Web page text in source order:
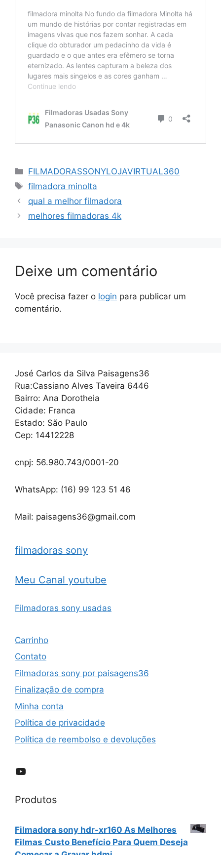
Categorias
FILMADORASSONYLOJAVIRTUAL360
Tags
filmadora minolta
qual a melhor filmadora
melhores filmadoras 4k
Deixe um comentário
Você precisa fazer o login para publicar um
comentário.
José Carlos da Silva Paisagens36
Rua:Cassiano Alves Taveira 6446
Bairro: Ana Dorotheia
Cidade: Franca
Estado: São Paulo
Cep: 14412228
cnpj: 56.980.743/0001-20
WhatsApp: (16) 99 123 51 46
Mail: paisagens36@gmail.com
filmadoras sony
Meu Canal youtube
Filmadoras sony usadas
Carrinho
Contato
Filmadoras sony por paisagens36
Finalização de compra
Minha conta
Política de privacidade
Política de reembolso e devoluções
YouTube
Produtos
Filmadora sony hdr-xr160 As Melhores
Filmas Custo Benefício Para Quem Deseja